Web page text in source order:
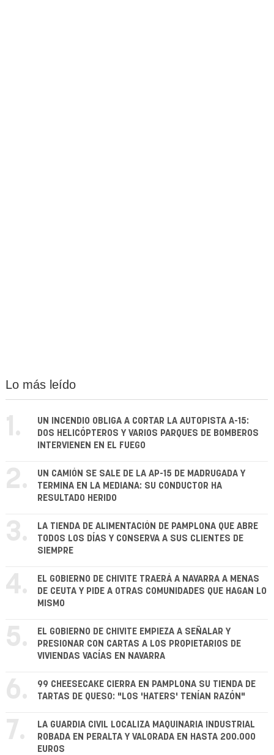
Lo más leído
1.
UN INCENDIO OBLIGA A CORTAR LA AUTOPISTA A-15:
DOS HELICÓPTEROS Y VARIOS PARQUES DE BOMBEROS
INTERVIENEN EN EL FUEGO
2.
UN CAMIÓN SE SALE DE LA AP-15 DE MADRUGADA Y
TERMINA EN LA MEDIANA: SU CONDUCTOR HA
RESULTADO HERIDO
3.
LA TIENDA DE ALIMENTACIÓN DE PAMPLONA QUE ABRE
TODOS LOS DÍAS Y CONSERVA A SUS CLIENTES DE
SIEMPRE
4.
EL GOBIERNO DE CHIVITE TRAERÁ A NAVARRA A MENAS
DE CEUTA Y PIDE A OTRAS COMUNIDADES QUE HAGAN LO
MISMO
5.
EL GOBIERNO DE CHIVITE EMPIEZA A SEÑALAR Y
PRESIONAR CON CARTAS A LOS PROPIETARIOS DE
VIVIENDAS VACÍAS EN NAVARRA
6.
99 CHEESECAKE CIERRA EN PAMPLONA SU TIENDA DE
TARTAS DE QUESO: "LOS 'HATERS' TENÍAN RAZÓN"
7.
LA GUARDIA CIVIL LOCALIZA MAQUINARIA INDUSTRIAL
ROBADA EN PERALTA Y VALORADA EN HASTA 200.000
EUROS